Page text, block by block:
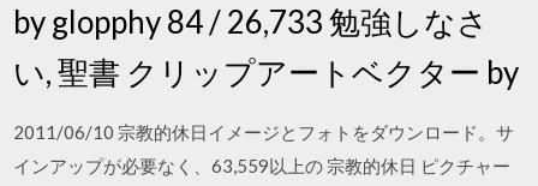
by glopphy 84 / 26,733 勉強しなさ
い, 聖書 クリップアートベクター by
2011/06/10 宗教的休日イメージとフォトをダウンロード。サ
インアップが必要なく、63,559以上の 宗教的休日 ピクチャー